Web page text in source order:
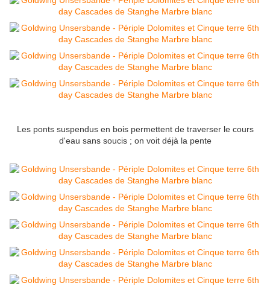
Les ponts suspendus en bois permettent de traverser le cours
d'eau sans soucis ; on voit déjà la pente